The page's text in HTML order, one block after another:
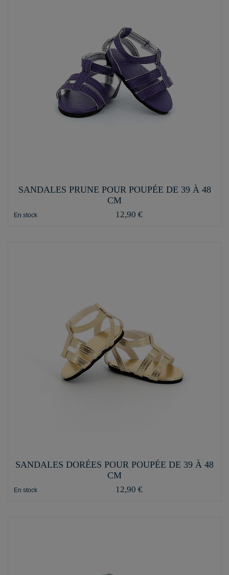
SANDALES PRUNE POUR POUPÉE DE 39 À 48
CM
En stock 12,90 €
SANDALES DORÉES POUR POUPÉE DE 39 À 48
CM
En stock 12,90 €